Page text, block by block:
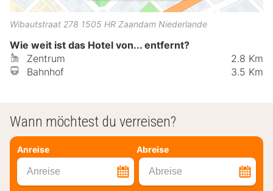
Wibautstraat 278 1505 HR Zaandam Niederlande
Wie weit ist das Hotel von... entfernt?
Zentrum
2.8 Km
Bahnhof
3.5 Km
Wann möchtest du verreisen?
Anreise Abreise
Anreise Abreise